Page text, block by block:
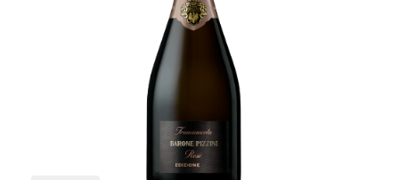
+ AGGIUNGI AL
CARRELLO